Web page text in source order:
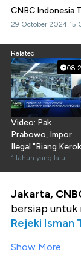
CNBC Indonesia
29 October 2024
Related
Video: Pak
Prabowo, Impor
Ilegal "Biang
Masalah Bisnis
Tekstil
1 tahun yang lalu
Jakarta,
bersiap
Rejeki Isman
Show More